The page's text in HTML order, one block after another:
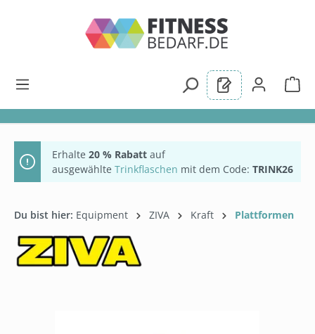
Erhalte 20 % Rabatt auf
ausgewählte Trinkflaschen mit dem Code: TRINK26
Du bist hier: Equipment ZIVA Kraft Plattformen